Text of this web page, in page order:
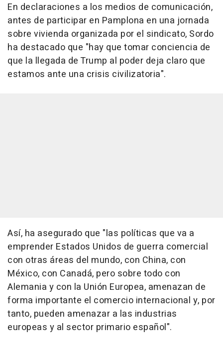
En declaraciones a los medios de comunicación,
antes de participar en Pamplona en una jornada
sobre vivienda organizada por el sindicato, Sordo
ha destacado que "hay que tomar conciencia de
que la llegada de Trump al poder deja claro que
estamos ante una crisis civilizatoria".
Así, ha asegurado que "las políticas que va a
emprender Estados Unidos de guerra comercial
con otras áreas del mundo, con China, con
México, con Canadá, pero sobre todo con
Alemania y con la Unión Europea, amenazan de
forma importante el comercio internacional y, por
tanto, pueden amenazar a las industrias
europeas y al sector primario español".